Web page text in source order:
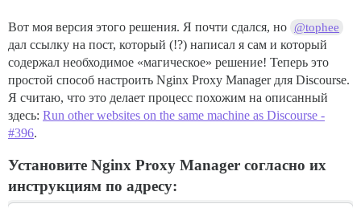
Вот моя версия этого решения. Я почти сдался, но @tophee
дал ссылку на пост, который (!?) написал я сам и который
содержал необходимое «магическое» решение! Теперь это
простой способ настроить Nginx Proxy Manager для Discourse.
Я считаю, что это делает процесс похожим на описанный
здесь: Run other websites on the same machine as Discourse -
#396.
Установите Nginx Proxy Manager согласно их
инструкциям по адресу: